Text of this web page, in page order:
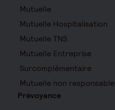
Mutuelle
Mutuelle Hospitalisation
Mutuelle TNS
Mutuelle Entreprise
Surcomplémentaire
Mutuelle non responsable
Prévoyance